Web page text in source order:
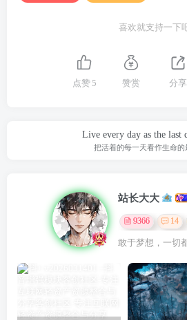
31PS 移除图片水印.mp4
喜欢就支持一下
点赞 5 赞赏 分享
Live every day as the last
把活着的每一天看作生命的
站长大大
9366 14
敢于梦想，一切